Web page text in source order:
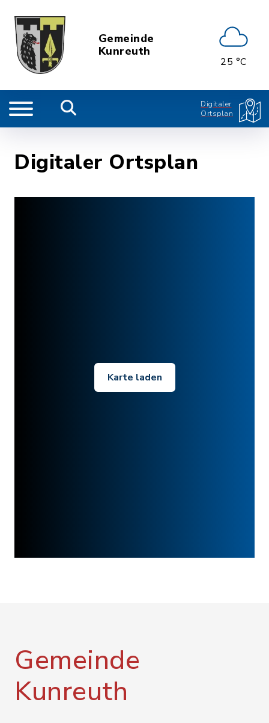
Gemeinde
Kunreuth
25 °C
Digitaler
Ortsplan
Digitaler Ortsplan
Karte laden
Gemeinde
Kunreuth